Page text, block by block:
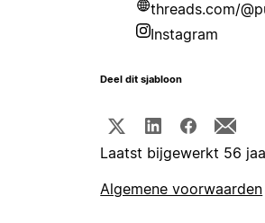
threads.com/
Instagram
Deel dit sjabloon
Laatst bijgewerkt 56
Algemene voorwaarden